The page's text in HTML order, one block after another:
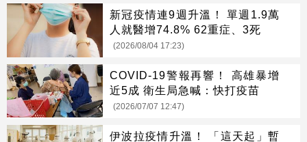
新冠疫情連9週升溫！ 單週1.9萬
人就醫增74.8% 62重症、3死
(2026/08/04 17:23)
COVID-19警報再響！ 高雄暴增
近5成 衛生局急喊：快打疫苗
(2026/07/07 12:47)
伊波拉疫情升溫！ 「這天起」暫